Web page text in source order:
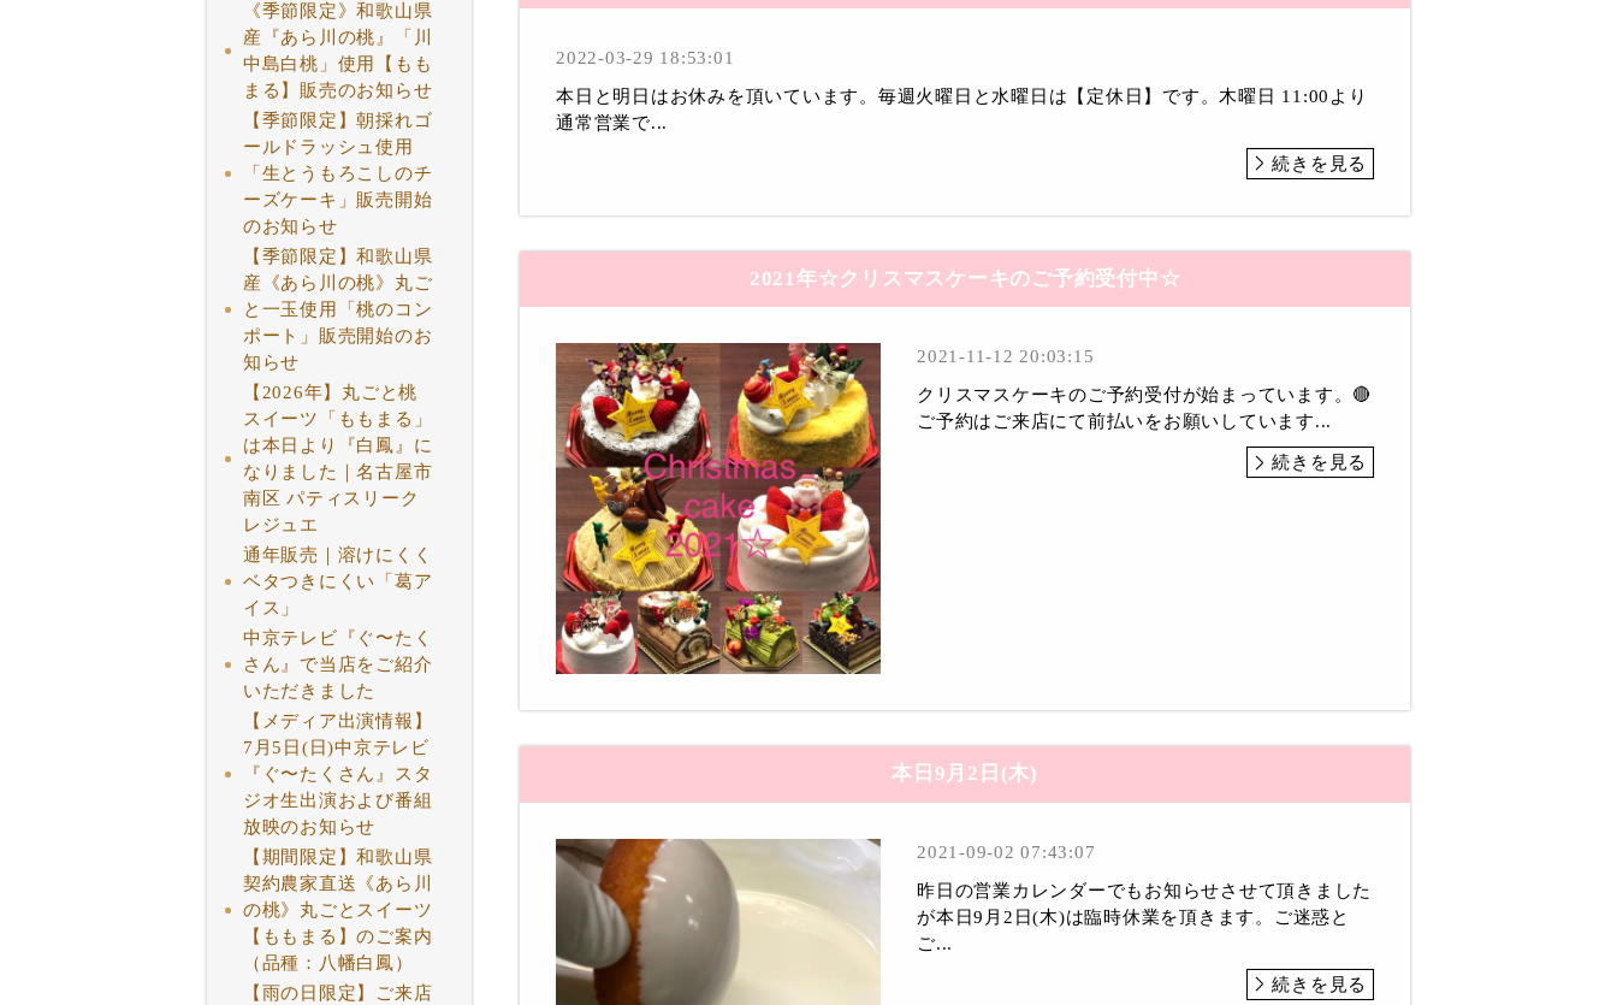
《季節限定》和歌山県
産『あら川の桃』「川
中島白桃」使用【もも
まる】販売のお知らせ
【季節限定】朝採れゴ
ールドラッシュ使用
「生とうもろこしのチ
ーズケーキ」販売開始
のお知らせ
【季節限定】和歌山県
産《あら川の桃》丸ご
と一玉使用「桃のコン
ポート」販売開始のお
知らせ
【2026年】丸ごと桃
スイーツ「ももまる」
は本日より『白鳳』に
なりました｜名古屋市
南区 パティスリーク
レジュエ
通年販売｜溶けにくく
ベタつきにくい「葛ア
イス」
中京テレビ『ぐ〜たく
さん』で当店をご紹介
いただきました
【メディア出演情報】
7月5日(日)中京テレビ
『ぐ〜たくさん』スタ
ジオ生出演および番組
放映のお知らせ
【期間限定】和歌山県
契約農家直送《あら川
の桃》丸ごとスイーツ
【ももまる】のご案内
（品種：八幡白鳳）
【雨の日限定】ご来店
2022-03-29 18:53:01
本日と明日はお休みを頂いています。毎週火曜日と水曜日は【定休日】です。木曜日 11:00より
通常営業で...
続きを見る
2021年☆クリスマスケーキのご予約受付中☆
2021-11-12 20:03:15
クリスマスケーキのご予約受付が始まっています。🔴
ご予約はご来店にて前払いをお願いしています...
続きを見る
本日9月2日(木)
2021-09-02 07:43:07
昨日の営業カレンダーでもお知らせさせて頂きました
が本日9月2日(木)は臨時休業を頂きます。ご迷惑と
ご...
続きを見る